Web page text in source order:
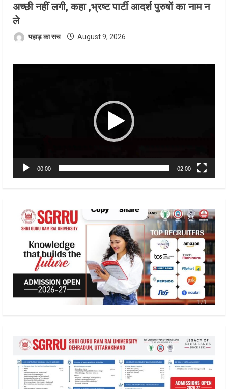
अच्छी नहीं लगी, कहा ,भ्रष्ट पार्टी आदर्श पुरुषों का नाम न
ले
पहाड़ का सच August 9, 2026
00:00 02:00